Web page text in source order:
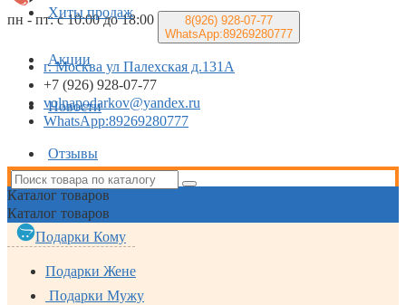
пн - пт: с 10:00 до 18:00 8(926) 928-07-77
WhatsApp:89269280777
г. Москва ул Палехская д.131А
+7 (926) 928-07-77
volnapodarkov@yandex.ru
WhatsApp:89269280777
Хиты продаж
Акции
Новости
Отзывы
Каталог товаров
Каталог товаров
Подарки Кому
Подарки Жене
Подарки Мужу